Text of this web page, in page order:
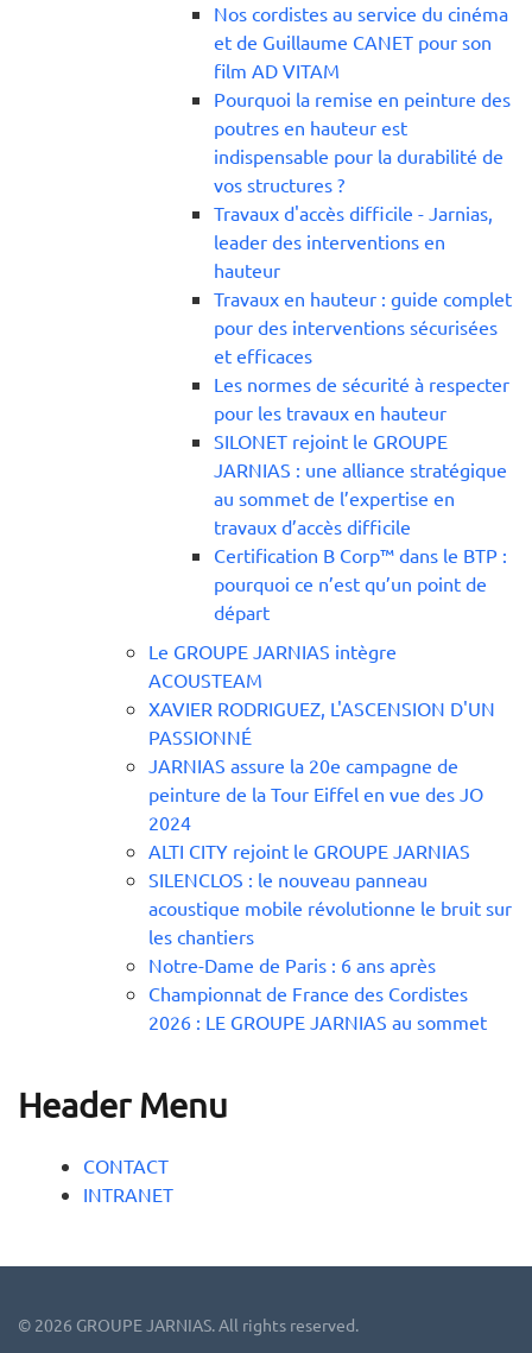
Nos cordistes au service du cinéma
et de Guillaume CANET pour son
film AD VITAM
Pourquoi la remise en peinture des
poutres en hauteur est
indispensable pour la durabilité de
vos structures ?
Travaux d'accès difficile - Jarnias,
leader des interventions en
hauteur
Travaux en hauteur : guide complet
pour des interventions sécurisées
et efficaces
Les normes de sécurité à respecter
pour les travaux en hauteur
SILONET rejoint le GROUPE
JARNIAS : une alliance stratégique
au sommet de l’expertise en
travaux d’accès difficile
Certification B Corp™ dans le BTP :
pourquoi ce n’est qu’un point de
départ
Le GROUPE JARNIAS intègre
ACOUSTEAM
XAVIER RODRIGUEZ, L'ASCENSION D'UN
PASSIONNÉ
JARNIAS assure la 20e campagne de
peinture de la Tour Eiffel en vue des JO
2024
ALTI CITY rejoint le GROUPE JARNIAS
SILENCLOS : le nouveau panneau
acoustique mobile révolutionne le bruit sur
les chantiers
Notre-Dame de Paris : 6 ans après
Championnat de France des Cordistes
2026 : LE GROUPE JARNIAS au sommet
Header Menu
CONTACT
INTRANET
© 2026 GROUPE JARNIAS. All rights reserved.